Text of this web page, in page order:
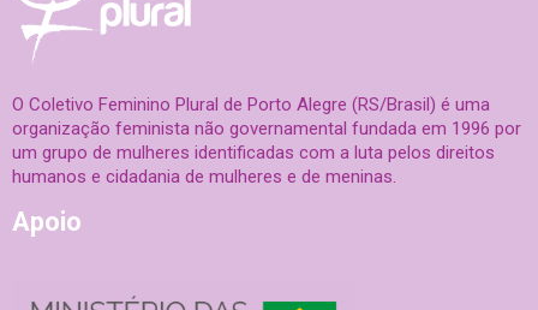
O Coletivo Feminino Plural de Porto Alegre (RS/Brasil) é uma
organização feminista não governamental fundada em 1996 por
um grupo de mulheres identificadas com a luta pelos direitos
humanos e cidadania de mulheres e de meninas.
Apoio